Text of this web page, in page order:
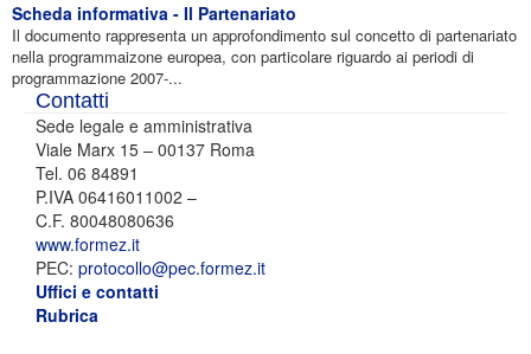
Scheda informativa - Il Partenariato
Il documento rappresenta un approfondimento sul concetto di partenariato
nella programmaizone europea, con particolare riguardo ai periodi di
programmazione 2007-...
Contatti
Sede legale e amministrativa
Viale Marx 15 – 00137 Roma
Tel. 06 84891
P.IVA 06416011002 –
C.F. 80048080636
www.formez.it
PEC: protocollo@pec.formez.it
Uffici e contatti
Rubrica